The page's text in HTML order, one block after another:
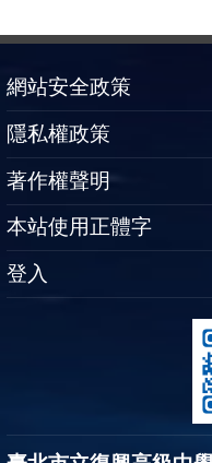
網站安全政策
隱私權政策
著作權聲明
本站使用正體字
登入